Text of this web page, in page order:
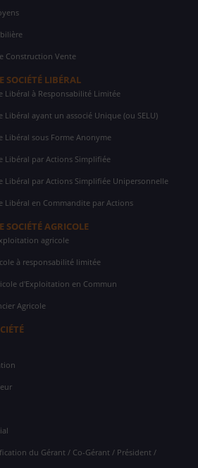
Construction Vente
LIBÉRAL
Libéral à Responsabilité Limitée
Libéral ayant un associé Unique (ou SELU)
Libéral sous Forme Anonyme
Libéral par Actions Simplifiée
Libéral par Actions Simplifiée Unipersonnelle
Libéral en Commandite par Actions
AGRICOLE
agricole
à responsabilité limitée
d'Exploitation en Commun
Agricole
du Gérant / Co-Gérant / Président /